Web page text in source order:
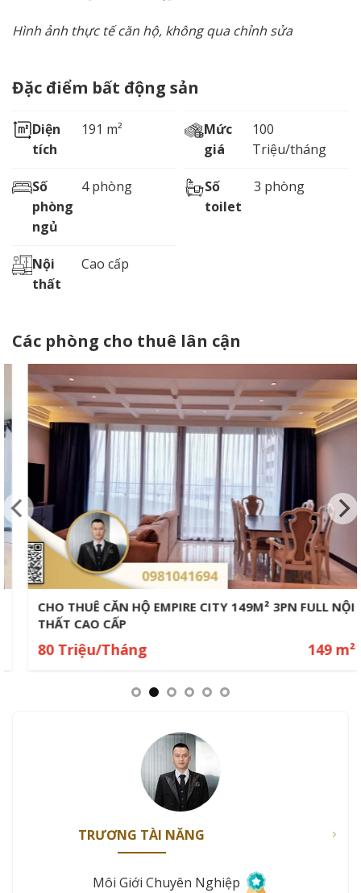
Hình ảnh thực tế căn hộ, không qua chỉnh sửa
Đặc điểm bất động sản
Diện
tích
191 m²
Mức
giá
100
Triệu/tháng
Số
phòng
ngủ
4 phòng
Số
toilet
3 phòng
Nội
thất
Cao cấp
Các phòng cho thuê lân cận
CHO THUÊ CĂN HỘ EMPIRE CITY 149M² 3PN FULL NỘI
THẤT CAO CẤP
80 Triệu/Tháng 149 m²
TRƯƠNG TÀI NĂNG
Môi Giới Chuyên Nghiệp